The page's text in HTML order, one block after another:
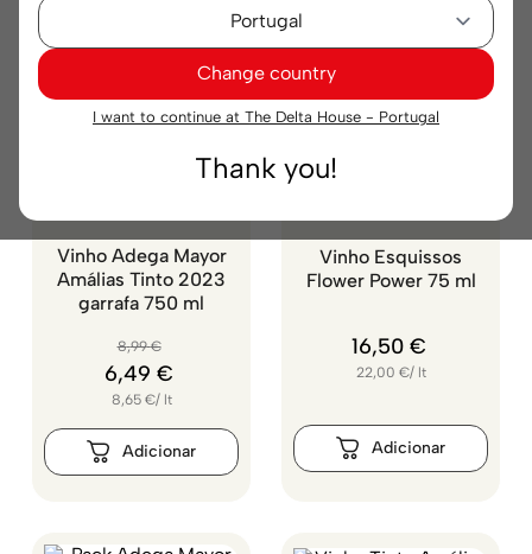
Change country
I want to continue at The Delta House - Portugal
Thank you!
Vinhos
Relevância Filtrar
Vinho Adega Mayor
Amálias Tinto 2023
garrafa 750 ml
8,99 €
6,49 €
8,65 €/ lt
Vinho Esquissos
Flower Power 75 ml
16,50 €
22,00 €/ lt